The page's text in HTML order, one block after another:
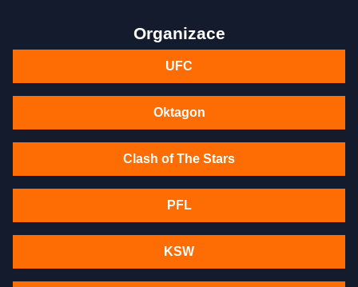
Organizace
UFC
Oktagon
Clash of The Stars
PFL
KSW